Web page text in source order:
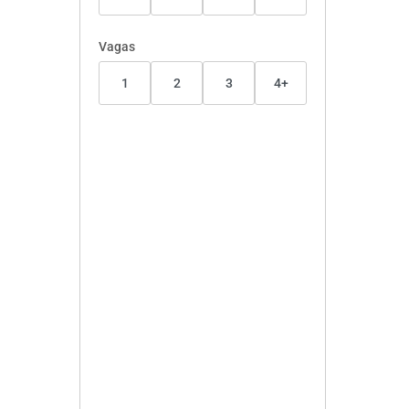
Vagas
1 2 3 4+